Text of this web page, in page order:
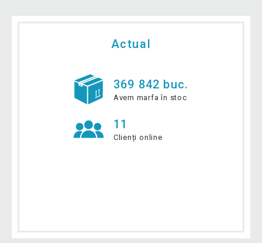
Actual
369 842 buc.
Avem marfa în stoc
11
Clienți online